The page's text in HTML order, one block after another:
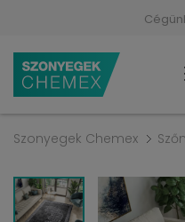
Szonyegek Chemex